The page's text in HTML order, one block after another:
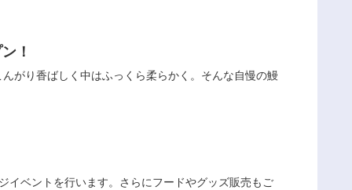
！
がり香ばしく中はふっくら柔らかく。そんな自慢の鰻
イベントを行います。さらにフードやグッズ販売もご